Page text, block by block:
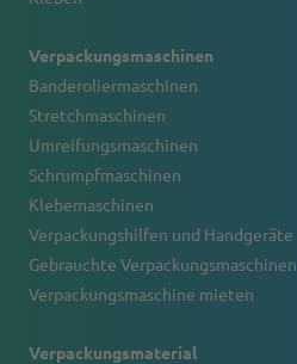
Verpackungsmaschinen
Banderoliermaschinen
Stretchmaschinen
Umreifungsmaschinen
Schrumpfmaschinen
Klebemaschinen
Verpackungshilfen und Handgeräte
Gebrauchte Verpackungsmaschinen
Verpackungsmaschine mieten
Verpackungsmaterial